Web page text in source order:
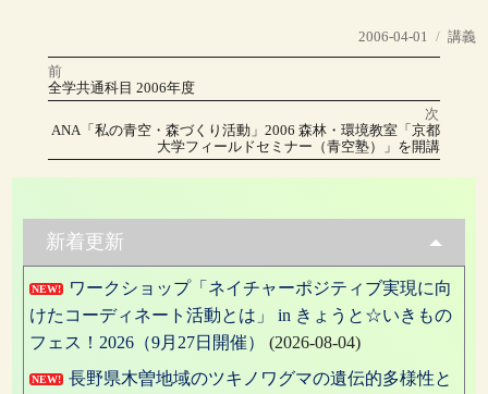
投
稿
2006-04-01
カ
講義
投
ゲ
ー
シ
ョ
前
前
の
稿:
全学共通科目 2006年度
次
次
ANA「私の青空・森づくり活動」2006 森林・環境教室「京都
大学フィールドセミナー（青空塾）」を開講
新着更新
NEW!
ワークショップ「ネイチャーポジティブ実現に向
けたコーディネート活動とは」 in きょうと☆いきもの
フェス！2026（9月27日開催）
(2026-08-04)
NEW!
長野県木曽地域のツキノワグマの遺伝的多様性と